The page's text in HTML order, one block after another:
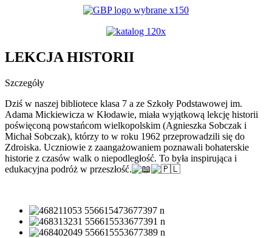
LEKCJA HISTORII
Szczegóły
Dziś w naszej bibliotece klasa 7 a ze Szkoły Podstawowej im.
Adama Mickiewicza w Kłodawie, miała wyjątkową lekcję historii
poświęconą powstańcom wielkopolskim (Agnieszka Sobczak i
Michał Sobczak), którzy to w roku 1962 przeprowadzili się do
Zdroiska. Uczniowie z zaangażowaniem poznawali bohaterskie
historie z czasów walk o niepodległość. To była inspirująca i
edukacyjna podróż w przeszłość.